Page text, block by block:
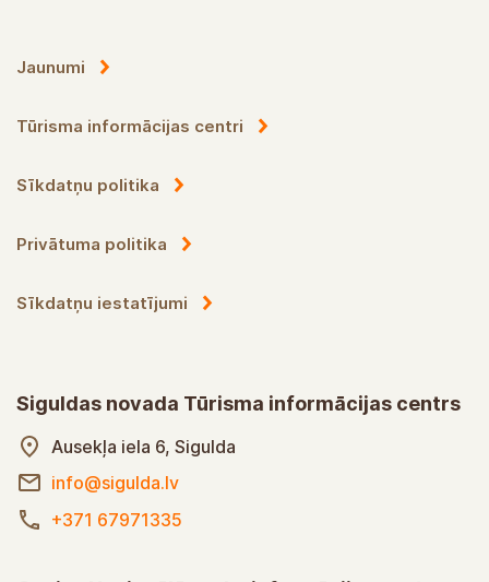
Jaunumi
Tūrisma informācijas centri
Sīkdatņu politika
Privātuma politika
Sīkdatņu iestatījumi
Siguldas novada Tūrisma informācijas centrs
Ausekļa iela 6, Sigulda
info@sigulda.lv
+371 67971335